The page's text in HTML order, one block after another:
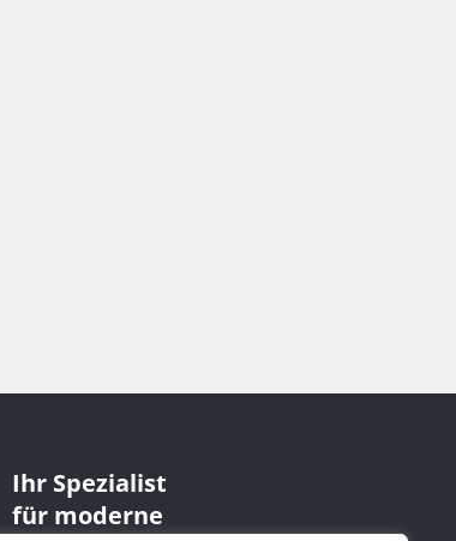
Ihr Spezialist
für moderne